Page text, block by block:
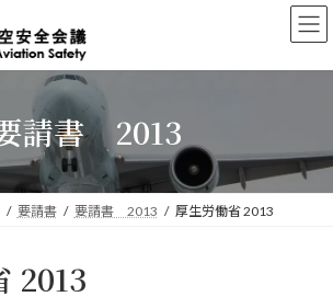
請書 2013
要請書 要請書 2013 厚生労働省 2013
2013